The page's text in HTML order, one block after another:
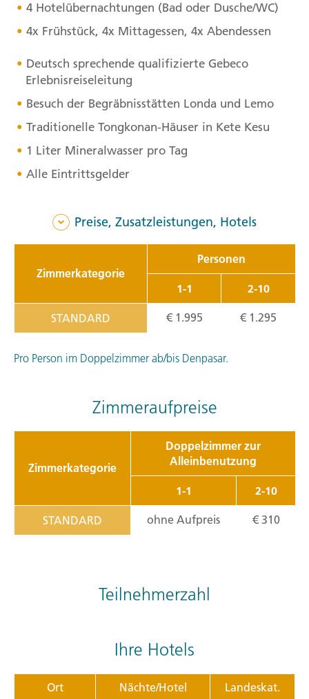
4 Hotelübernachtungen (Bad oder Dusche/WC)
4x Frühstück, 4x Mittagessen, 4x Abendessen
Deutsch sprechende qualifizierte Gebeco
Erlebnisreiseleitung
Besuch der Begräbnisstätten Londa und Lemo
Traditionelle Tongkonan-Häuser in Kete Kesu
1 Liter Mineralwasser pro Tag
Alle Eintrittsgelder
Preise, Zusatzleistungen, Hotels
Zimmerkategorie
Personen
1-1 2-10
STANDARD € 1.995 € 1.295
Pro Person im Doppelzimmer ab/bis Denpasar.
Zimmeraufpreise
Zimmerkategorie
Doppelzimmer zur
Alleinbenutzung
1-1 2-10
STANDARD ohne Aufpreis € 310
Teilnehmerzahl
Ihre Hotels
Ort Nächte/Hotel
Landeskat.